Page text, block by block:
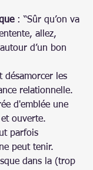
: “Sûr qu’on va
allez,
d’un bon
les
relationnelle.
ouverte.
parfois
peut tenir.